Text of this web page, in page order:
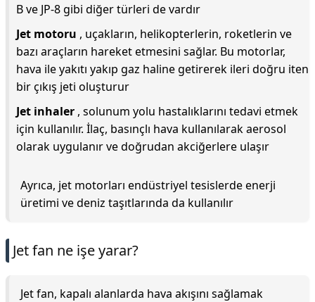
B ve JP-8 gibi diğer türleri de vardır
Jet motoru , uçakların, helikopterlerin, roketlerin ve
bazı araçların hareket etmesini sağlar. Bu motorlar,
hava ile yakıtı yakıp gaz haline getirerek ileri doğru iten
bir çıkış jeti oluşturur
Jet inhaler , solunum yolu hastalıklarını tedavi etmek
için kullanılır. İlaç, basınçlı hava kullanılarak aerosol
olarak uygulanır ve doğrudan akciğerlere ulaşır
Ayrıca, jet motorları endüstriyel tesislerde enerji
üretimi ve deniz taşıtlarında da kullanılır
Jet fan ne işe yarar?
Jet fan, kapalı alanlarda hava akışını sağlamak